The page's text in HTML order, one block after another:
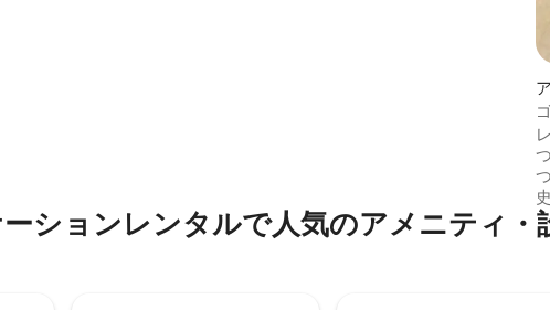
つ
シ⁠ョ⁠ン⁠レ⁠ン⁠タ⁠ル⁠で人⁠気⁠のア⁠メ⁠ニ⁠テ⁠ィ⁠・⁠